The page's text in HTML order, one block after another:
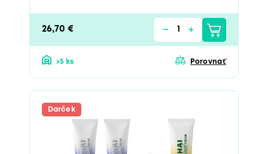
26,70 €
>5 ks Porovnať
Darček